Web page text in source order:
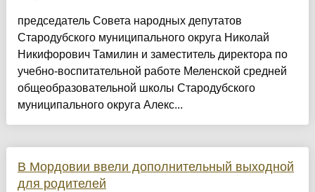
председатель Совета народных депутатов
Стародубского муниципального округа Николай
Никифорович Тамилин и заместитель директора по
учебно-воспитательной работе Меленской средней
общеобразовательной школы Стародубского
муниципального округа Алекс...
В Мордовии ввели дополнительный выходной
для родителей